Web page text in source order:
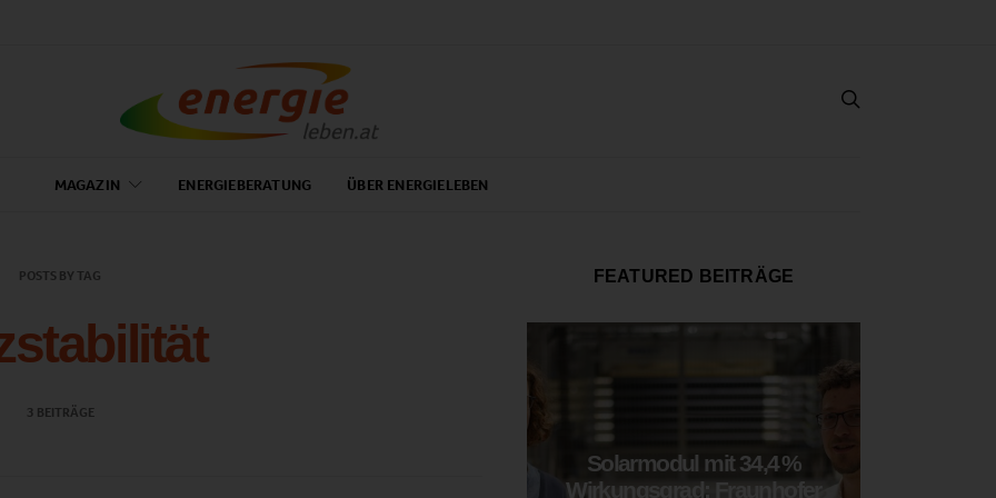
MAGAZIN ENERGIEBERATUNG ÜBER ENERGIELEBEN
POSTS BY TAG
3 BEITRÄGE
FEATURED BEITRÄGE
Solarmodul mit 34,4 %
Wirkungsgrad: Fraunhofer